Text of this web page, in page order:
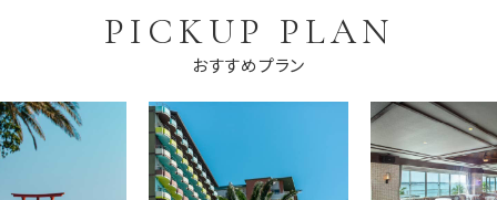
PICKUP PLAN
おすすめプラン